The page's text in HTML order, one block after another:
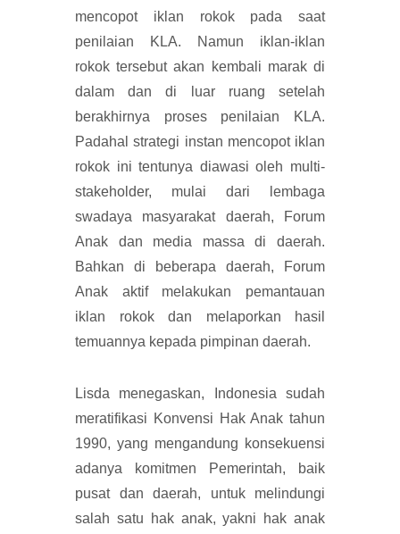
mencopot iklan rokok pada saat
penilaian KLA. Namun iklan-iklan
rokok tersebut akan kembali marak di
dalam dan di luar ruang setelah
berakhirnya proses penilaian KLA.
Padahal strategi instan mencopot iklan
rokok ini tentunya diawasi oleh multi-
stakeholder, mulai dari lembaga
swadaya masyarakat daerah, Forum
Anak dan media massa di daerah.
Bahkan di beberapa daerah, Forum
Anak aktif melakukan pemantauan
iklan rokok dan melaporkan hasil
temuannya kepada pimpinan daerah.
Lisda menegaskan, Indonesia sudah
meratifikasi Konvensi Hak Anak tahun
1990, yang mengandung konsekuensi
adanya komitmen Pemerintah, baik
pusat dan daerah, untuk melindungi
salah satu hak anak, yakni hak anak